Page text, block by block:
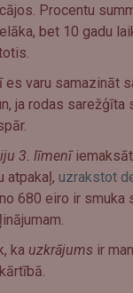
Procentu
bet 10 gadu
es varu samazināt
ja rodas sarežģīta
3. līmenī
atpakaļ, uzrakstot
680 eiro ir smuka
ka uzkrājums ir